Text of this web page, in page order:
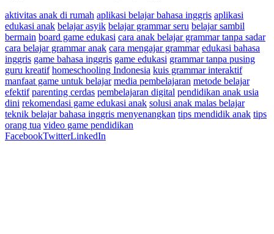
aktivitas anak di rumah aplikasi belajar bahasa inggris aplikasi
edukasi anak belajar asyik belajar grammar seru belajar sambil
bermain board game edukasi cara anak belajar grammar tanpa sadar
cara belajar grammar anak cara mengajar grammar edukasi bahasa
inggris game bahasa inggris game edukasi grammar tanpa pusing
guru kreatif homeschooling Indonesia kuis grammar interaktif
manfaat game untuk belajar media pembelajaran metode belajar
efektif parenting cerdas pembelajaran digital pendidikan anak usia
dini rekomendasi game edukasi anak solusi anak malas belajar
teknik belajar bahasa inggris menyenangkan tips mendidik anak tips
orang tua video game pendidikan
FacebookTwitterLinkedIn